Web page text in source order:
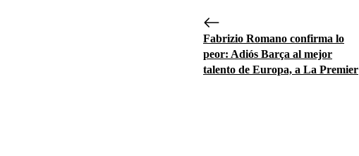
Fabrizio Romano confirma lo
peor: Adiós Barça al mejor
talento de Europa, a La Premier